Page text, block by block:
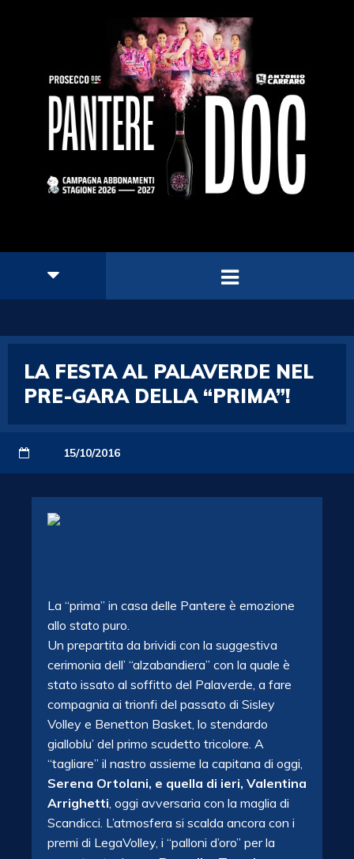
LA FESTA AL PALAVERDE NEL
PRE-GARA DELLA “PRIMA”!
15/10/2016
La “prima” in casa delle Pantere è emozione
allo stato puro.
Un prepartita da brividi con la suggestiva
cerimonia dell’ “alzabandiera” con la quale è
stato issato al soffitto del Palaverde, a fare
compagnia ai trionfi del passato di Sisley
Volley e Benetton Basket, lo stendardo
gialloblu’ del primo scudetto tricolore. A
“tagliare” il nastro assieme la capitana di oggi,
Serena Ortolani, e quella di ieri, Valentina
Arrighetti, oggi avversaria con la maglia di
Scandicci. L’atmosfera si scalda ancora con i
premi di LegaVolley, i “palloni d’oro” per la